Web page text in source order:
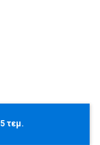
τεμ.